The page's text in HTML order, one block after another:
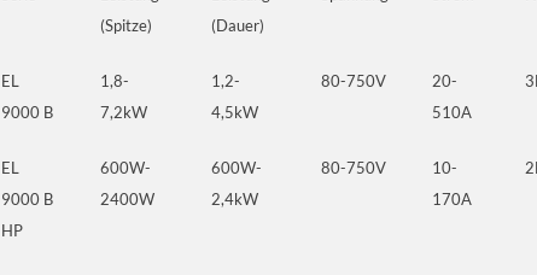
(Spitze)
(Dauer)
EL
9000 B
1,8-
7,2kW
1,2-
4,5kW
80-750V
20-
510A
EL
9000 B
HP
600W-
2400W
600W-
2,4kW
80-750V
10-
170A